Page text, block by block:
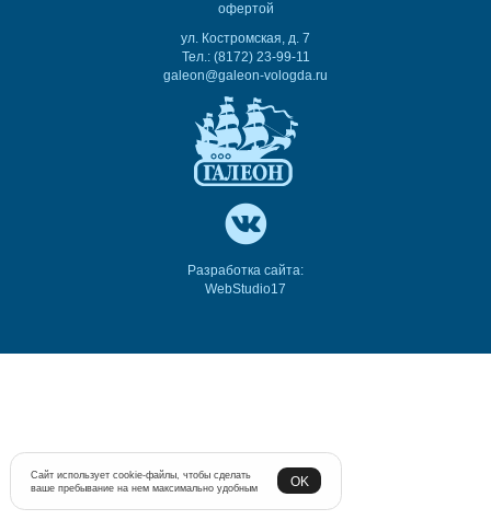
офертой
ул. Костромская, д. 7
Тел.: (8172) 23-99-11
galeon@galeon-vologda.ru
Разработка сайта:
WebStudio17
Сайт использует cookie-файлы, чтобы сделать
ваше пребывание на нем максимально удобным
OK